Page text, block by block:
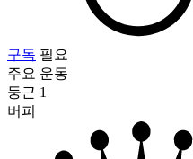
구독 필요
주요 운동
둥근 1
버피